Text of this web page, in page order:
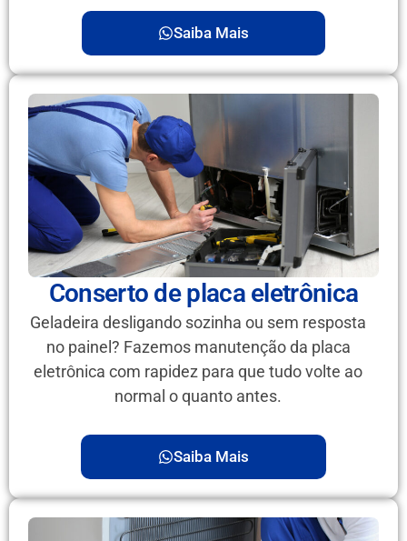
Saiba Mais
Conserto de placa eletrônica
Geladeira desligando sozinha ou sem resposta
no painel? Fazemos manutenção da placa
eletrônica com rapidez para que tudo volte ao
normal o quanto antes.
Saiba Mais